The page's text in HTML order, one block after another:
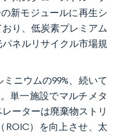
新モジュールに再生シ
り、低炭素プレミアム
ネルリサイクル市場規
ニウムの99%、続いて
単一施設でマルチメタ
ーターは廃棄物ストリ
ROIC）を向上させ、太